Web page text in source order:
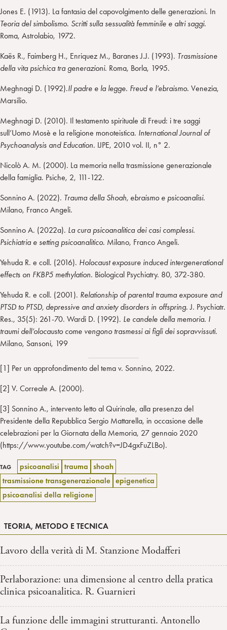
Jones E. (1913). La fantasia del capovolgimento delle generazioni. In
Teoria del simbolismo. Scritti sulla sessualità femminile e altri saggi.
Roma, Astrolabio, 1972.
Kaës R., Faimberg H., Enriquez M., Baranes J.J. (1993). Trasmissione
della vita psichica tra generazioni. Roma, Borla, 1995.
Meghnagi D. (1992).Il padre e la legge. Freud e l’ebraismo. Venezia,
Marsilio.
Meghnagi D. (2010). Il testamento spirituale di Freud: i tre saggi
sull’Uomo Mosè e la religione monoteistica. International Journal of
Psychoanalysis and Education. IJPE, 2010 vol. II, n° 2.
Nicolò A. M. (2000). La memoria nella trasmissione generazionale
della famiglia. Psiche, 2, 111-122.
Sonnino A. (2022). Trauma della Shoah, ebraismo e psicoanalisi.
Milano, Franco Angeli.
Sonnino A. (2022a). La cura psicoanalitica dei casi complessi.
Psichiatria e setting psicoanalitico. Milano, Franco Angeli.
Yehuda R. e coll. (2016). Holocaust exposure induced intergenerational
effects on FKBP5 methylation. Biological Psychiatry. 80, 372-380.
Yehuda R. e coll. (2001). Relationship of parental trauma exposure and
PTSD to PTSD, depressive and anxiety disorders in offspring.J. Psychiatr.
Res., 35(5): 261-70. Wardi D. (1992). Le candele della memoria. I
traumi dell’olocausto come vengono trasmessi ai figli dei sopravvissuti.
Milano, Sansoni, 199
[1] Per un approfondimento del tema v. Sonnino, 2022.
[2] V. Correale A. (2000).
[3] Sonnino A., intervento letto al Quirinale, alla presenza del
Presidente della Repubblica Sergio Mattarella, in occasione delle
celebrazioni per la Giornata della Memoria, 27 gennaio 2020
(https://www.youtube.com/watch?v=JD4gxFuZLBo).
TAG psicoanalisi trauma
shoah
trasmissione transgenerazionale epigenetica
psicoanalisi della religione
TEORIA, METODO E TECNICA
Lavoro della verità di M. Stanzione Modafferi
Perlaborazione: una dimensione al centro della pratica
clinica psicoanalitica. R. Guarnieri
La funzione delle immagini strutturanti. Antonello